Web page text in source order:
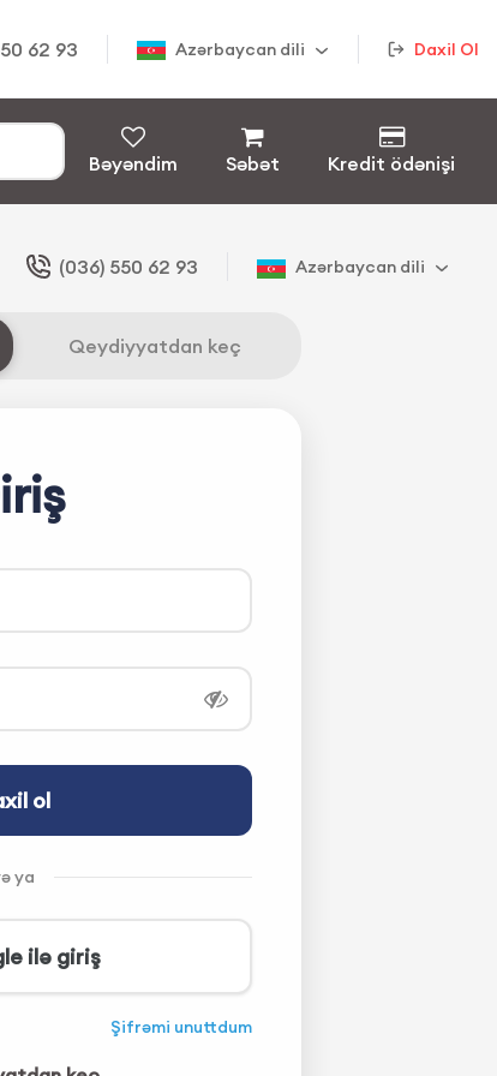
62 93 Azərbaycan dili Daxil Ol
Bəyəndim Səbət Kredit ödənişi
(036) 550 62 93 Azərbaycan dili
Qeydiyyatdan keç
ol
ya
ilə giriş
Şifrəmi unuttdum